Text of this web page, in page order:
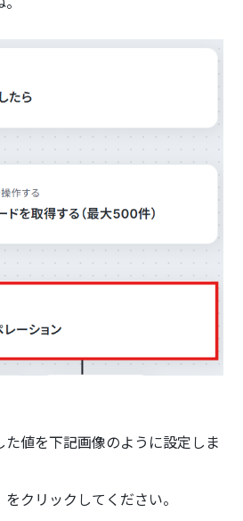
値を下記画像のように設定しま
クリックしてください。